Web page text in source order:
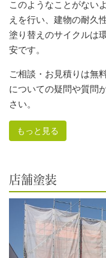
このようなことがない
えを行い、建物の耐久
塗り替えのサイクルは
安です。
ご相談・お見積りは無
についての疑問や質問
さい。
もっと見る
店舗塗装